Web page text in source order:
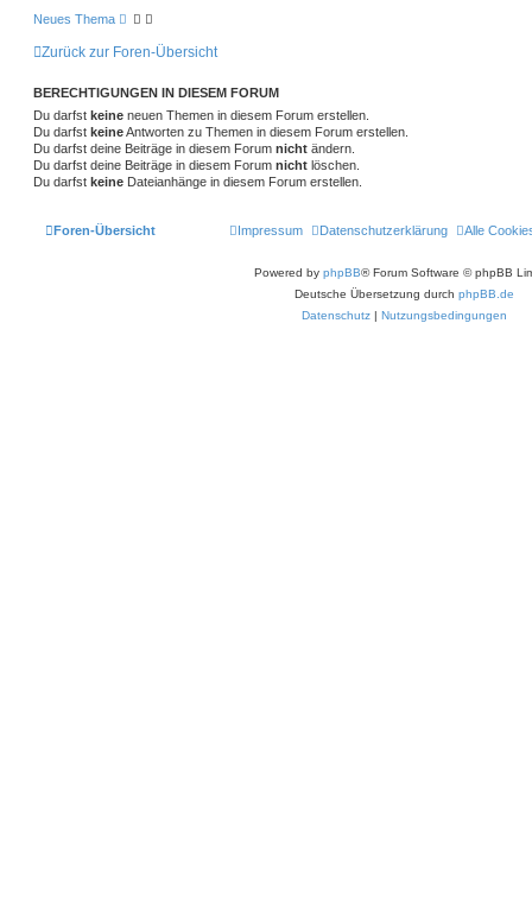
Neues Thema
Zurück zur Foren-Übersicht
BERECHTIGUNGEN IN DIESEM FORUM
Du darfst keine neuen Themen in diesem Forum erstellen.
Du darfst keineAntworten zu Themen in diesem Forum erstellen.
Du darfst deine Beiträge in diesem Forum nicht ändern.
Du darfst deine Beiträge in diesem Forum nicht löschen.
Du darfst keine Dateianhänge in diesem Forum erstellen.
Foren-Übersicht Alle
Datenschutzerklärung
Impressum
Powered by phpBB® Forum Software © phpBB
Deutsche Übersetzung durch phpBB.de
Datenschutz | Nutzungsbedingungen